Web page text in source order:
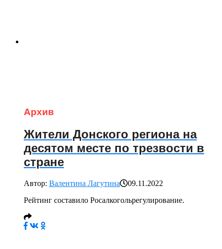
Архив
Жители Донского региона на
десятом месте по трезвости в
стране
Автор: Валентина Лагутина
09.11.2022
Рейтинг составило Росалкогольрегулирование.